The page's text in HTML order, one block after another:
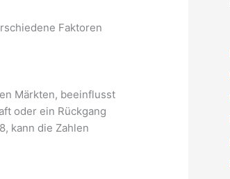
Faktoren
Märkten, beeinflusst
oder ein Rückgang
kann die Zahlen